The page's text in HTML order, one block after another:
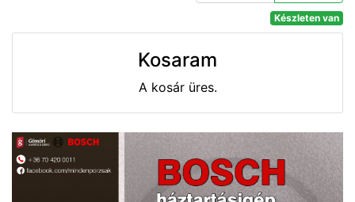
Készleten van
Kosaram
A kosár üres.